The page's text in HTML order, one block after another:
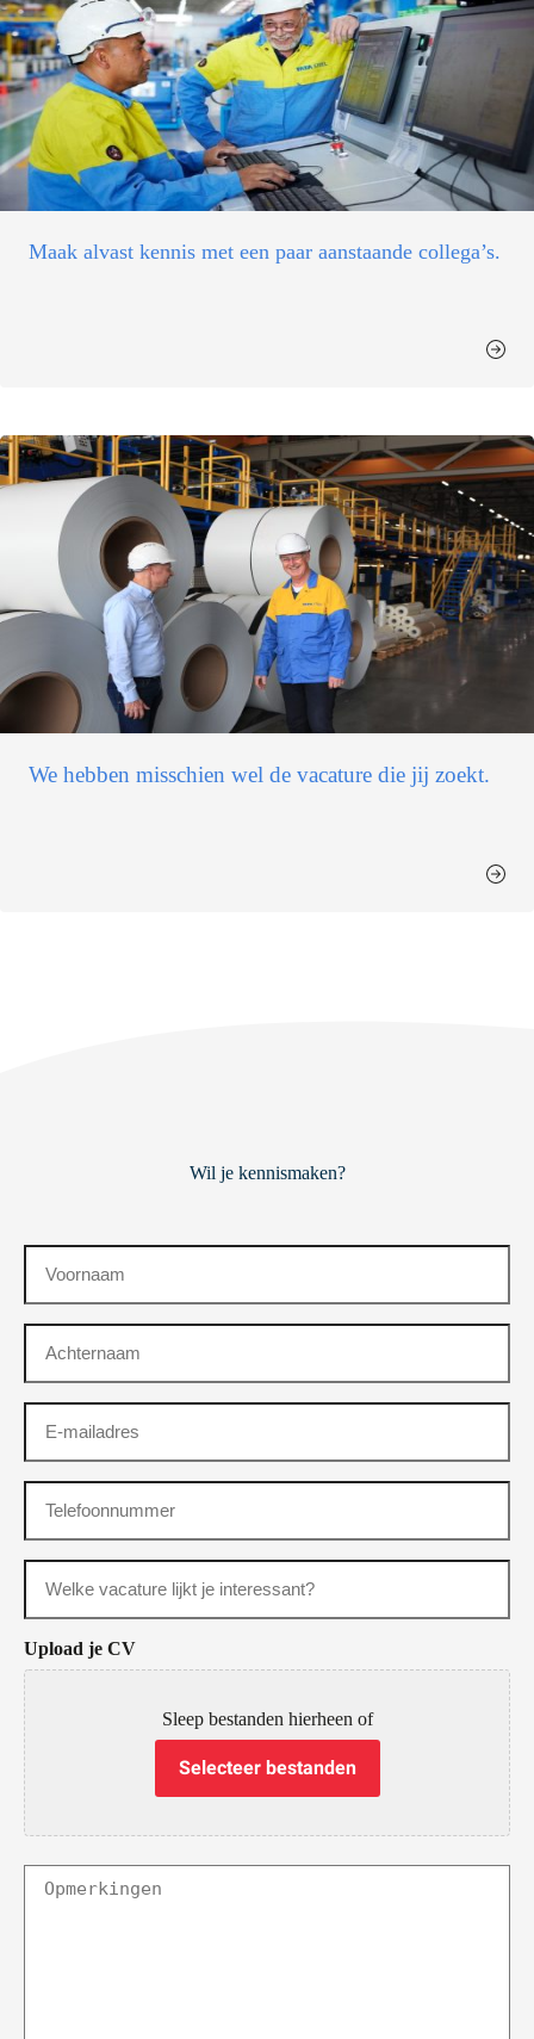
Maak alvast kennis met een paar aanstaande collega’s.
We hebben misschien wel de vacature die jij zoekt.
Wil je kennismaken?
Voornaam
(Vereist)
Achternaam
(Vereist)
E-
mailadres
Telefoonnummer
(Vereist)
Vacature
(Vereist)
Upload je CV
Sleep bestanden hierheen of
Selecteer bestanden